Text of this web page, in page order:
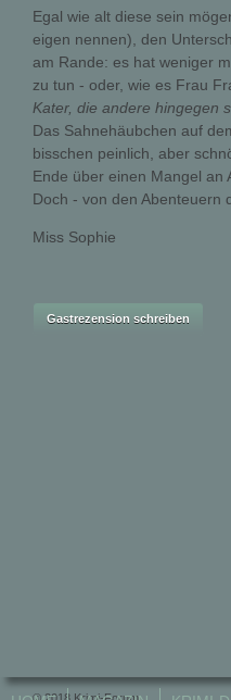
Egal wie alt diese sein
eigen nennen), den
am Rande: es hat weniger
zu tun - oder, wie es Frau
Kater, die andere hingegen
Das Sahnehäubchen auf
bisschen peinlich, aber
Ende über einen Mangel an
Doch - von den Abenteuern
Miss Sophie